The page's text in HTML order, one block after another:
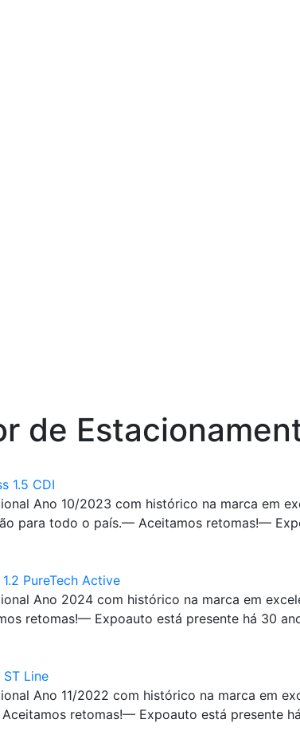
de
1.5 CDI
Ano 10/2023 com histórico na marca em
para todo o país.— Aceitamos retomas!—
PureTech Active
Ano 2024 com histórico na marca em
retomas!— Expoauto está presente há 30
ST Line
Ano 11/2022 com histórico na marca em
retomas!— Expoauto está presente